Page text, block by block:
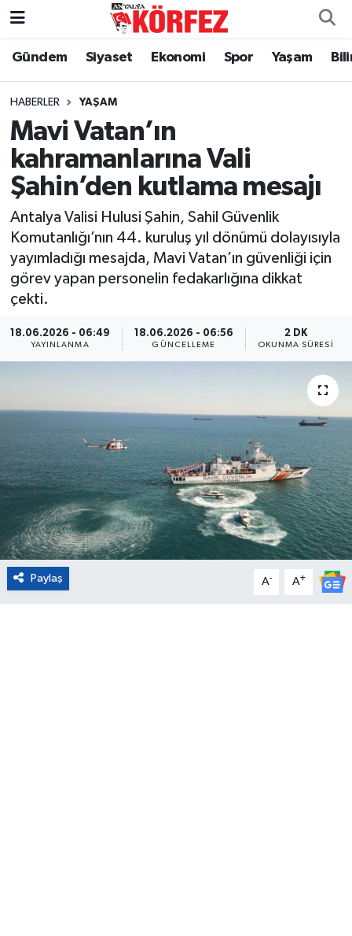
Gündem Siyaset Ekonomi Spor Yaşam
HABERLER YAŞAM
Mavi Vatan’ın
kahramanlarına Vali
Şahin’den kutlama mesajı
Antalya Valisi Hulusi Şahin, Sahil Güvenlik
Komutanlığı’nın 44. kuruluş yıl dönümü dolayısıyla
yayımladığı mesajda, Mavi Vatan’ın güvenliği için
görev yapan personelin fedakarlığına dikkat
çekti.
18.06.2026 - 06:49
YAYINLANMA
18.06.2026 - 06:56
GÜNCELLEME
2 DK
OKUNMA SÜRESI
Paylaş A- A+
Gündem
Siyaset
Yerel Yönetim
Ekonomi
Spor
Yaşam
Asayiş
Dünya
Magazin
Turizm
Çevre
Kültür ve Sanat
Nöbetçi Eczaneler
Hava Durumu
Trafik Durumu
Süper Lig Puan Durumu ve Fikstür
Tüm Manşetler
Son Dakika Haberleri
Haber Arşivi